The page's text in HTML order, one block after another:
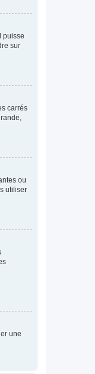
puisse
sur
carrés
ou
utiliser
une